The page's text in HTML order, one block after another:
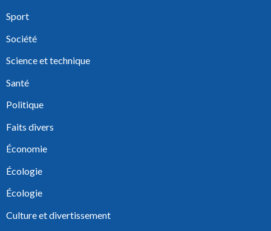
Sport
Société
Science et technique
Santé
Politique
Faits divers
Économie
Écologie
Écologie
Culture et divertissement